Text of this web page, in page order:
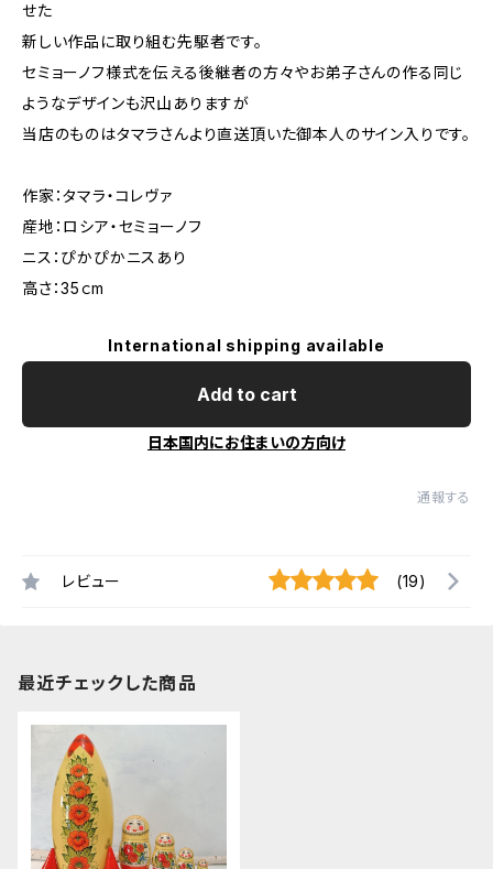
せた
新しい作品に取り組む先駆者です。
セミョーノフ様式を伝える後継者の方々やお弟子さんの作る同じ
ようなデザインも沢山ありますが
当店のものはタマラさんより直送頂いた御本人のサイン入りです。
作家：タマラ・コレヴァ
産地：ロシア・セミョーノフ
ニス：ぴかぴかニスあり
高さ：35ｃm
International shipping available
Add to cart
日本国内にお住まいの方向け
通報する
レビュー (19)
最近チェックした商品